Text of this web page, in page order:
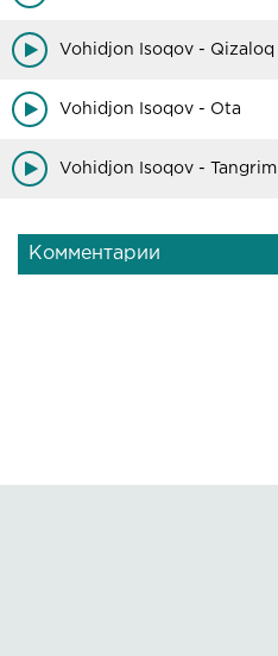
Vohidjon Isoqov - Qizaloq
Vohidjon Isoqov - Ota
Vohidjon Isoqov - Tangrim
Комментарии